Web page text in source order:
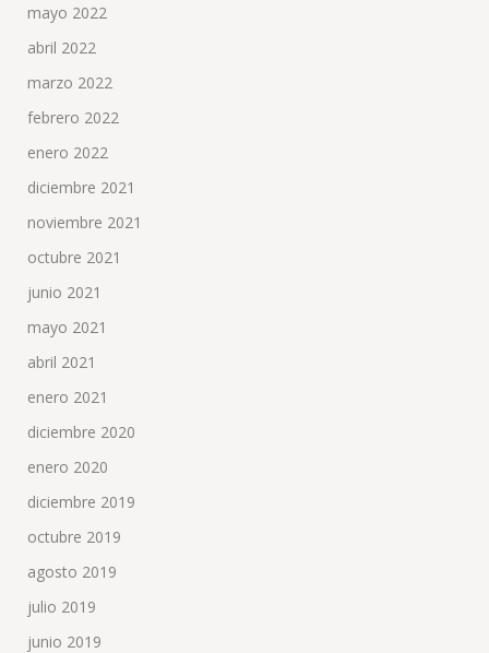
mayo 2022
abril 2022
marzo 2022
febrero 2022
enero 2022
diciembre 2021
noviembre 2021
octubre 2021
junio 2021
mayo 2021
abril 2021
enero 2021
diciembre 2020
enero 2020
diciembre 2019
octubre 2019
agosto 2019
julio 2019
junio 2019